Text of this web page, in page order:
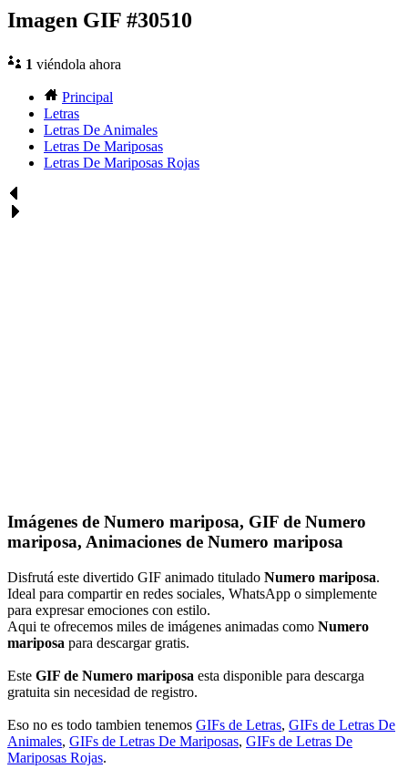
Imagen GIF #30510
1 viéndola ahora
Principal
Letras
Letras De Animales
Letras De Mariposas
Letras De Mariposas Rojas
Imágenes de Numero mariposa, GIF de Numero
mariposa, Animaciones de Numero mariposa
Disfrutá este divertido GIF animado titulado Numero mariposa.
Ideal para compartir en redes sociales, WhatsApp o simplemente
para expresar emociones con estilo.
Aqui te ofrecemos miles de imágenes animadas como Numero
mariposa para descargar gratis.
Este GIF de Numero mariposa esta disponible para descarga
gratuita sin necesidad de registro.
Eso no es todo tambien tenemos GIFs de Letras, GIFs de Letras De
Animales, GIFs de Letras De Mariposas, GIFs de Letras De
Mariposas Rojas.